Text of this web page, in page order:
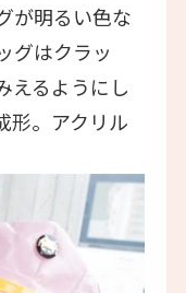
が明るい色な
グはクラッ
えるようにし
形。アクリル